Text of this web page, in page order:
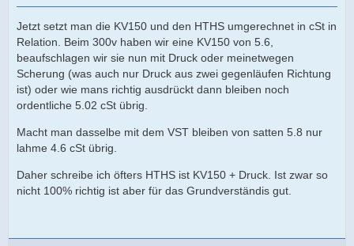
Jetzt setzt man die KV150 und den HTHS umgerechnet in cSt in
Relation. Beim 300v haben wir eine KV150 von 5.6,
beaufschlagen wir sie nun mit Druck oder meinetwegen
Scherung (was auch nur Druck aus zwei gegenläufen Richtung
ist) oder wie mans richtig ausdrückt dann bleiben noch
ordentliche 5.02 cSt übrig.
Macht man dasselbe mit dem VST bleiben von satten 5.8 nur
lahme 4.6 cSt übrig.
Daher schreibe ich öfters HTHS ist KV150 + Druck. Ist zwar so
nicht 100% richtig ist aber für das Grundverständis gut.